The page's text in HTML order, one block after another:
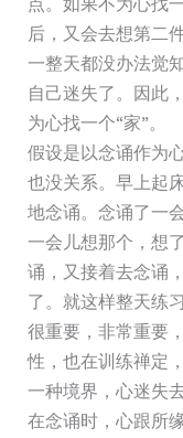
后，又会去想第二
一整天都没办法觉
自己迷失了。因此
为心找一个“家”。
假设是以念诵作为
也没关系。早上起
地念诵。念诵了一
一会儿想那个，想
诵，又接着去念诵
了。就这样整天练
很重要，非常重要
性，也在训练禅定
一种境界，心迷失
在念诵时，心跟所